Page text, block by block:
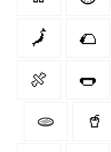
🗾 🌮
🍖 🌭
🫓 🥤